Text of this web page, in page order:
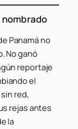
Panamá no
No ganó
reportaje
el
red,
rejas antes
la